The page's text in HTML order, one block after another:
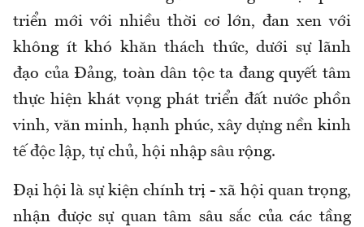
triển mới với nhiều thời cơ lớn, đan xen với
không ít khó khăn thách thức, dưới sự lãnh
đạo của Đảng, toàn dân tộc ta đang quyết tâm
thực hiện khát vọng phát triển đất nước phồn
vinh, văn minh, hạnh phúc, xây dựng nền kinh
tế độc lập, tự chủ, hội nhập sâu rộng.
Đại hội là sự kiện chính trị - xã hội quan trọng,
nhận được sự quan tâm sâu sắc của các tầng